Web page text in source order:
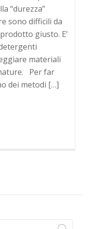
“durezza”
sono difficili da
giusto. E’
materiali
Per far
dei metodi […]